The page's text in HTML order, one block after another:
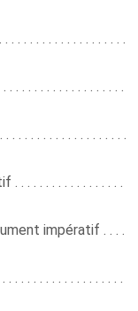
. . . . . . . . . . . . . . . . .
. . . . . . . . . . . . . . . . .
. . . . . . . . . . . . . . . . .
. . . . . . . . . . . . . . . .
impératif . . . .
. . . . . . . . . . . . . . . .